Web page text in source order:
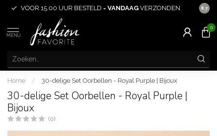
VOOR 15.00 UUR BESTELD = VANDAAG VERZONDEN 8.7
MENU
0
Home / 30-delige Set Oorbellen - Royal Purple | Bijoux
30-delige Set Oorbellen - Royal Purple |
Bijoux
(0)